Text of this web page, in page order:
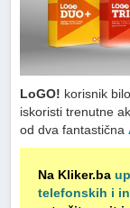
LoGO! korisnik
iskoristi trenutne
od dva fantastična
Na Kliker.ba
telefonskih i